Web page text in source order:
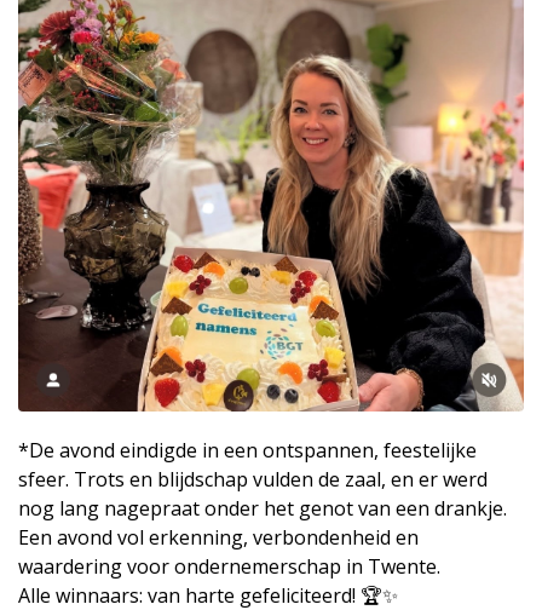
*De avond eindigde in een ontspannen, feestelijke
sfeer. Trots en blijdschap vulden de zaal, en er werd
nog lang nagepraat onder het genot van een drankje.
Een avond vol erkenning, verbondenheid en
waardering voor ondernemerschap in Twente.
Alle winnaars: van harte gefeliciteerd! 🏆✨